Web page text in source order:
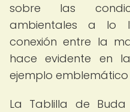
sobre las
ambientales a lo
conexión entre la
hace evidente en
ejemplo
La Tablilla de